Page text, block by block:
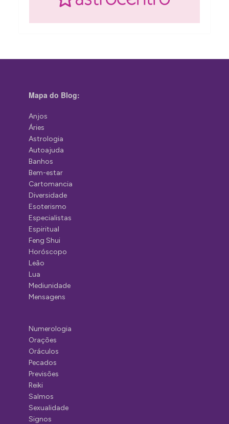
Mapa do Blog:
Anjos
Áries
Astrologia
Autoajuda
Banhos
Bem-estar
Cartomancia
Diversidade
Esoterismo
Especialistas
Espiritual
Feng Shui
Horóscopo
Leão
Lua
Mediunidade
Mensagens
Numerologia
Orações
Oráculos
Pecados
Previsões
Reiki
Salmos
Sexualidade
Signos